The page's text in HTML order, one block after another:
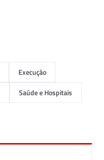
Execução
Saúde e Hospitais